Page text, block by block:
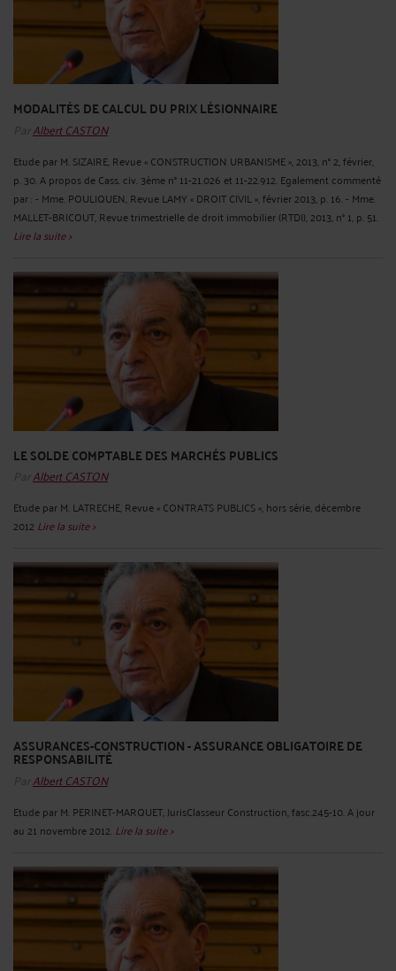
MODALITÉS DE CALCUL DU PRIX LÉSIONNAIRE
ParAlbert CASTON
Etude par M. SIZAIRE, Revue « CONSTRUCTION URBANISME », 2013, n° 2, février,
p. 30. A propos de Cass. civ. 3ème n° 11-21.026 et 11-22.912. Egalement commenté
par : - Mme. POULIQUEN, Revue LAMY « DROIT CIVIL », février 2013, p. 16. - Mme.
MALLET-BRICOUT, Revue trimestrielle de droit immobilier (RTDI), 2013, n° 1, p. 51.
Lire la suite >
LE SOLDE COMPTABLE DES MARCHÉS PUBLICS
ParAlbert CASTON
Etude par M. LATRECHE, Revue « CONTRATS PUBLICS », hors série, décembre
2012 Lire la suite >
ASSURANCES-CONSTRUCTION - ASSURANCE OBLIGATOIRE DE
RESPONSABILITÉ
ParAlbert CASTON
Etude par M. PERINET-MARQUET, JurisClasseur Construction, fasc.245-10. A jour
au 21 novembre 2012. Lire la suite >